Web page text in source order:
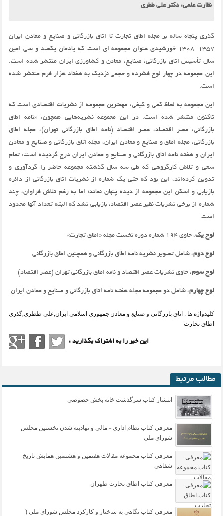
نظارت علمی: دکتر علی ططری
گذری پنجاه ساله بر مجله اطاق تجارت تا اتاق بازرگانی و صنایع و معادن ایران
1357-1308 خورشیدی عنوان مجموعه ای است که یادمان یکصد و سی امین
سال تأسیس اتاق بازرگانی، صنایع، معادن و کشاورزی ایران منتشر شده است.
این مجموعه در چهار لوح فشرده و حجمی نزدیک به هفتاد هزار فرم منتشر شده
است.
این مجموعه به لحاظ کمی و کیفی، مهمترین مجموعه از نشریات اقتصادی است که
تاکنون منتشر شده است. در این مجموعه نشریه‌هایی همچون: «نامه اطاق
بازرگانی، عصر اقتصاد، عصر اقتصاد (نامه اطاق بازرگانی تهران)، مجله اطاق
بازرگانی، مجله اطاق و صنایع و معادن ایران، مجله اتاق بازرگانی و صنایع و معادن
ایران و هفته نامه اتاق بازرگانی و صنایع و معادن ایران درج گردیده است: تمام
سعی و تلاش کارگروهی که طی سه سال گذشته مجموعه حاضر را گردآوری و
تدوین کرده‌اند، این بود که حتی یک شماره از نشریات اتاق بازرگانی از دائره
بازیابی و اسکن این مجموعه از دیده پنهان نماند؛ اما به رغم تلاش فراوان، چند
شماره از برخی نشریات نظیر عصر اقتصاد، بازیابی نشد که البته تعداد آنها محدود
است.
لوح یک، حاوی 194 شماره دوره نخست مجله «اطاق تجارت»
لوح دوم، شامل تصویر نشریه نامه اطاق بازرگانی و همچنین اطاق بازرگانی
لوح سوم، حاوی نشریات عصر اقتصاد و نامه اطاق بازرگانی تهران (عصر اقتصاد)
لوح چهارم، شامل دو مجموعه مجله هفته نامه اتاق بازرگانی و صنایع و معادن ایران
کلیدواژه ها : اتاق بازرگانی و صنایع و معادن جمهوری اسلامی ایران,علی ططری,گذری
اطاق تجارت
این خبر را به اشتراک بگذارید :
مطالب مرتبط
انتشار کتاب سرگذشت خانه بخش خصوصی
معرفی کتاب نظام اداری – مالی و نهادینه شدن نخستین مجلس
شورای ملی
معرفی کتاب مجموعه مقالات هفتمین و هشتمین همایش تاریخ
شفاهی
معرفی کتاب اطاق تجارت طهران
معرفی کتاب نگاهی به ساختار و کارکرد مجلس شورای ملی (